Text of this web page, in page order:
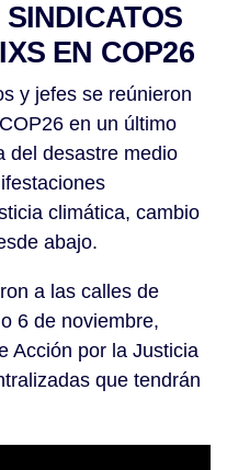
EN COP26
y jefes se reúnieron
en un último
del desastre medio
climática, cambio
abajo.
a las calles de
6 de noviembre,
Acción por la Justicia
que tendrán